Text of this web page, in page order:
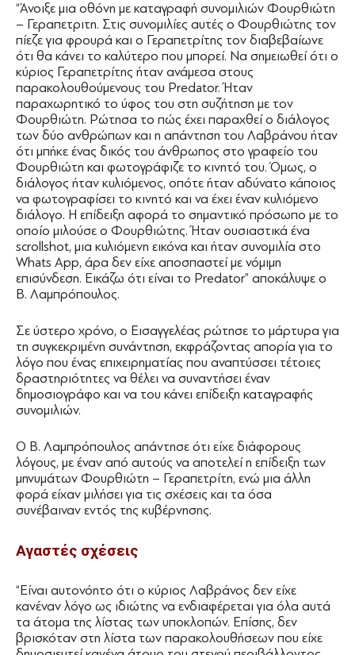
“Άνοιξε μια οθόνη με καταγραφή συνομιλιών Φουρθιώτη
– Γεραπετριτη. Στις συνομιλίες αυτές ο Φουρθιώτης τον
πίεζε για φρουρά και ο Γεραπετρίτης τον διαβεβαίωνε
ότι θα κάνει το καλύτερο που μπορεί. Να σημειωθεί ότι ο
κύριος Γεραπετρίτης ήταν ανάμεσα στους
παρακολουθούμενους του Predator. Ήταν
παραχωρητικό το ύφος του στη συζήτηση με τον
Φουρθιώτη. Ρώτησα το πώς έχει παραχθεί ο διάλογος
των δύο ανθρώπων και η απάντηση του Λαβράνου ήταν
ότι μπήκε ένας δικός του άνθρωπος στο γραφείο του
Φουρθιώτη και φωτογράφιζε το κινητό του. Όμως, ο
διάλογος ήταν κυλιόμενος, οπότε ήταν αδύνατο κάποιος
να φωτογραφίσει το κινητό και να έχει έναν κυλιόμενο
διάλογο. Η επίδειξη αφορά το σημαντικό πρόσωπο με το
οποίο μιλούσε ο Φουρθιώτης. Ήταν ουσιαστικά ένα
scrollshot, μια κυλιόμενη εικόνα και ήταν συνομιλία στο
Whats App, άρα δεν είχε αποσπαστεί με νόμιμη
επισύνδεση. Εικάζω ότι είναι το Predator” αποκάλυψε ο
Β. Λαμπρόπουλος.
Σε ύστερο χρόνο, ο Εισαγγελέας ρώτησε το μάρτυρα για
τη συγκεκριμένη συνάντηση, εκφράζοντας απορία για το
λόγο που ένας επιχειρηματίας που αναπτύσσει τέτοιες
δραστηριότητες να θέλει να συναντήσει έναν
δημοσιογράφο και να του κάνει επίδειξη καταγραφής
συνομιλιών.
Ο Β. Λαμπρόπουλος απάντησε ότι είχε διάφορους
λόγους, με έναν από αυτούς να αποτελεί η επίδειξη των
μηνυμάτων Φουρθιώτη – Γεραπετρίτη, ενώ μια άλλη
φορά είχαν μιλήσει για τις σχέσεις και τα όσα
συνέβαιναν εντός της κυβέρνησης.
Αγαστές σχέσεις
“Είναι αυτονόητο ότι ο κύριος Λαβράνος δεν είχε
κανέναν λόγο ως ιδιώτης να ενδιαφέρεται για όλα αυτά
τα άτομα της λίστας των υποκλοπών. Επίσης, δεν
βρισκόταν στη λίστα των παρακολουθήσεων που είχε